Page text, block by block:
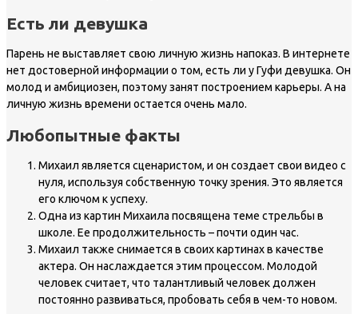
Есть ли девушка
Парень не выставляет свою личную жизнь напоказ. В интернете
нет достоверной информации о том, есть ли у Гуфи девушка. Он
молод и амбициозен, поэтому занят построением карьеры. А на
личную жизнь времени остается очень мало.
Любопытные факты
Михаил является сценаристом, и он создает свои видео с
нуля, используя собственную точку зрения. Это является
его ключом к успеху.
Одна из картин Михаила посвящена теме стрельбы в
школе. Ее продолжительность – почти один час.
Михаил также снимается в своих картинах в качестве
актера. Он наслаждается этим процессом. Молодой
человек считает, что талантливый человек должен
постоянно развиваться, пробовать себя в чем-то новом.